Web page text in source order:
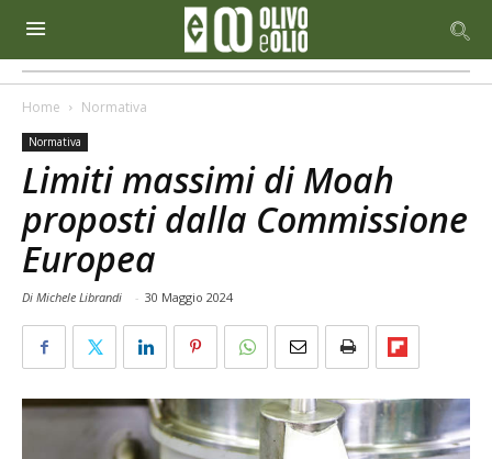
Home Normativa
Normativa
Limiti massimi di Moah
proposti dalla Commissione
Europea
Di Michele Librandi - 30 Maggio 2024